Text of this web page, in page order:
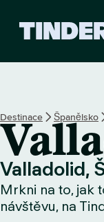
Destinace Španělsko
Valladolid,
Mrkni na to, jak
návštěvu, na